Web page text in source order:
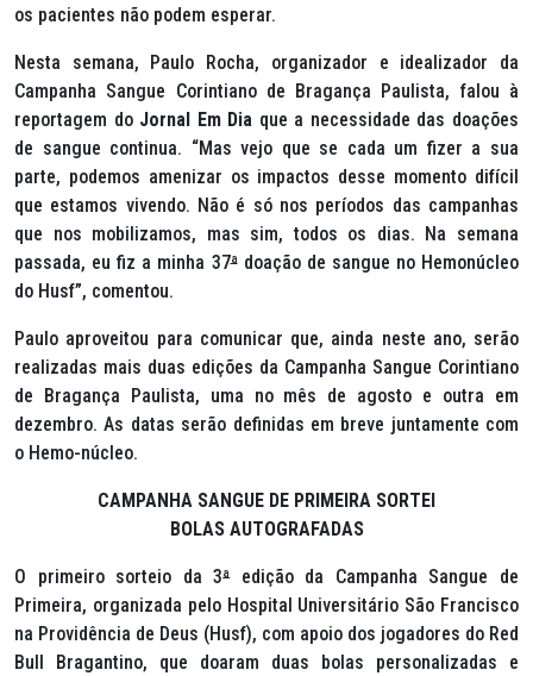
os pacientes não podem esperar.
Nesta semana, Paulo Rocha, organizador e idealizador da
Campanha Sangue Corintiano de Bragança Paulista, falou à
reportagem do Jornal Em Dia que a necessidade das doações
de sangue continua. “Mas vejo que se cada um fizer a sua
parte, podemos amenizar os impactos desse momento difícil
que estamos vivendo. Não é só nos períodos das campanhas
que nos mobilizamos, mas sim, todos os dias. Na semana
passada, eu fiz a minha 37ªdoação de sangue no Hemonúcleo
do Husf”, comentou.
Paulo aproveitou para comunicar que, ainda neste ano, serão
realizadas mais duas edições da Campanha Sangue Corintiano
de Bragança Paulista, uma no mês de agosto e outra em
dezembro. As datas serão definidas em breve juntamente com
o Hemo-núcleo.
CAMPANHA SANGUE DE PRIMEIRA SORTEI
BOLAS AUTOGRAFADAS
O primeiro sorteio da 3ªedição da Campanha Sangue de
Primeira, organizada pelo Hospital Universitário São Francisco
na Providência de Deus (Husf), com apoio dos jogadores do Red
Bull Bragantino, que doaram duas bolas personalizadas e